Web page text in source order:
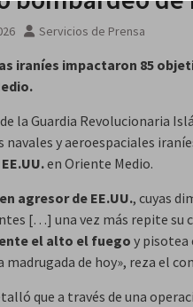
Servicios de Prensa
iraníes impactaron 85
la Guardia Revolucionaria
navales y aeroespaciales
en Oriente Medio.
agresor de EE.UU., cuyas
[…] una vez más repite
el alto el fuegoy pisotea
madrugada de hoy», reza el
que a través de una